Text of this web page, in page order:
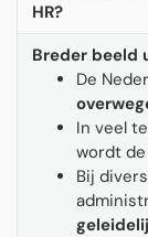
HR?
Breder beeld
De
In veel
wordt
Bij